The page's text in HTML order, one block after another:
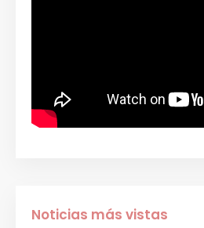
Noticias más vistas